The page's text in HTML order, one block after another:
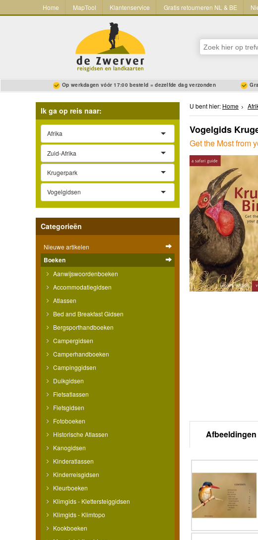
Home MapTool Klantenservice Gratis retourneren NL & BE
Op werkdagen vóór 17:00 besteld = dezelfde dag verzonden
Ik ga op reis naar:
Afrika
Zuid-Afrika
Krugerpark
Vogelgidsen
Categorieën
Nieuwe artikelen
Boeken
Aanwijswoordenboeken
Accommodatiegidsen
Atlassen
Bed and Breakfast Gidsen
Bergsporthandboeken
Campergidsen
Camperhandboeken
Campinggidsen
Duikgidsen
Fietsatlassen
Fietsgidsen
Fotoboeken
Historische Atlassen
Kanogidsen
Kinderatlassen
Kinderreisgidsen
Kleurboeken
Klimgids - Klettersteiggidsen
Klimgids - Klimtopo
Kookboeken
U bent hier: Home
Vogelgids
Get the Most from
Afbeeldingen